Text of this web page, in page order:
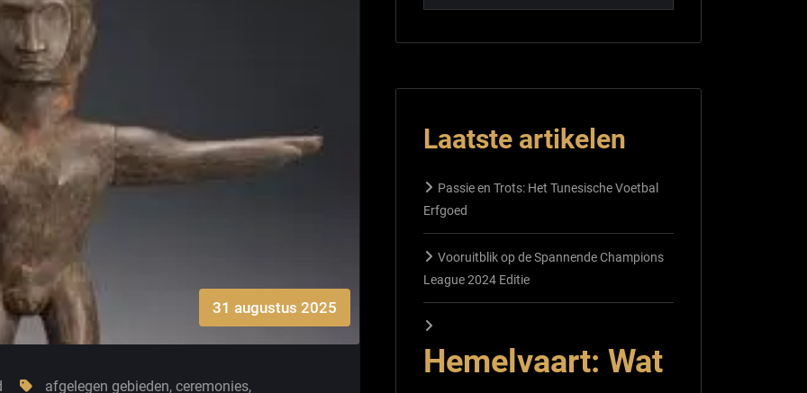
31 augustus 2025
afgelegen gebieden, ceremonies,
Laatste artikelen
Passie en Trots: Het Tunesische Voetbal
Erfgoed
Vooruitblik op de Spannende Champions
League 2024 Editie
Hemelvaart: Wat